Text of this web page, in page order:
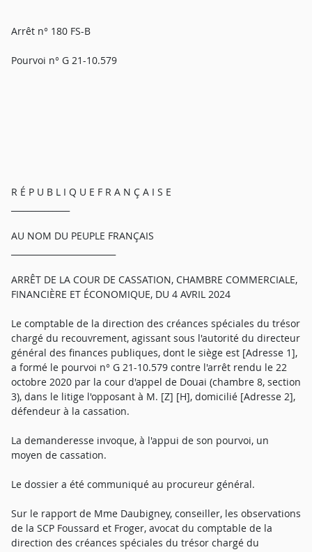
Arrêt n° 180 FS-B
Pourvoi n° G 21-10.579
R É P U B L I Q U E F R A N Ç A I S E
AU NOM DU PEUPLE FRANÇAIS
ARRÊT DE LA COUR DE CASSATION, CHAMBRE COMMERCIALE,
FINANCIÈRE ET ÉCONOMIQUE, DU 4 AVRIL 2024
Le comptable de la direction des créances spéciales du trésor
chargé du recouvrement, agissant sous l'autorité du directeur
général des finances publiques, dont le siège est [Adresse 1],
a formé le pourvoi n° G 21-10.579 contre l'arrêt rendu le 22
octobre 2020 par la cour d'appel de Douai (chambre 8, section
3), dans le litige l'opposant à M. [Z] [H], domicilié [Adresse 2],
défendeur à la cassation.
La demanderesse invoque, à l'appui de son pourvoi, un
moyen de cassation.
Le dossier a été communiqué au procureur général.
Sur le rapport de Mme Daubigney, conseiller, les observations
de la SCP Foussard et Froger, avocat du comptable de la
direction des créances spéciales du trésor chargé du